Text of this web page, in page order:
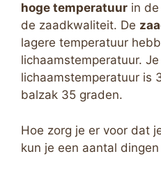
hoge temperatuur in
de zaadkwaliteit. De
lagere temperatuur
lichaamstemperatuur.
lichaamstemperatuur is
balzak 35 graden.
Hoe zorg je er voor dat
kun je een aantal